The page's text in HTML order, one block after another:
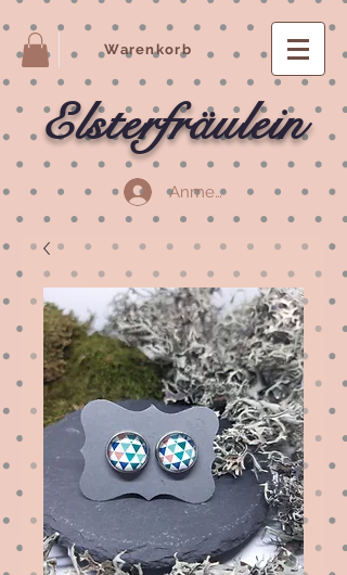
Warenkorb
Elsterfräulein
Anmelden